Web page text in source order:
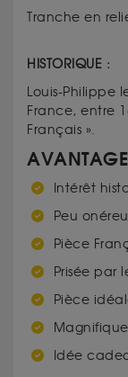
Tranche en
HISTORIQUE :
Louis-Philippe
France, entre
Français ».
Intérêt
Peu
Pièce
Prisée par
Pièce
Idée